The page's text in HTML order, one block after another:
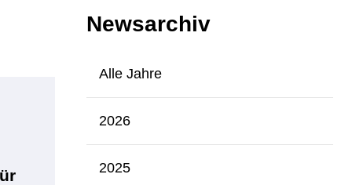
StudienNewsarchiv
Alle Jahre
2026
2025